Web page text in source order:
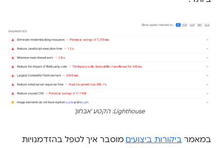
Lighthouse: הקטע 'אבחון'
במאמר ביקורות ביצועים מוסבר איך לטפל בהזדמנויות